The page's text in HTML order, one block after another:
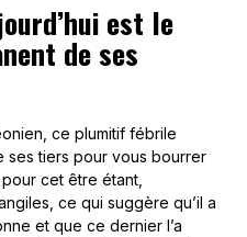
est le
de ses
ce plumitif fébrile
ses tiers pour vous bourrer
cet être étant,
ce qui suggère qu’il a
et que ce dernier l’a